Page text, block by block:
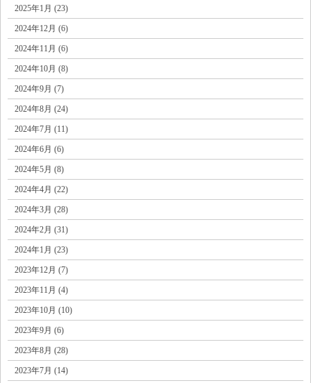
2025年1月 (23)
2024年12月 (6)
2024年11月 (6)
2024年10月 (8)
2024年9月 (7)
2024年8月 (24)
2024年7月 (11)
2024年6月 (6)
2024年5月 (8)
2024年4月 (22)
2024年3月 (28)
2024年2月 (31)
2024年1月 (23)
2023年12月 (7)
2023年11月 (4)
2023年10月 (10)
2023年9月 (6)
2023年8月 (28)
2023年7月 (14)